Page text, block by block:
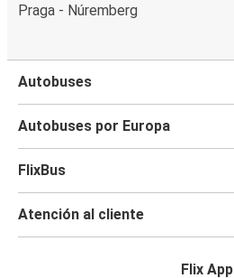
Praga - Núremberg
Autobuses
Autobuses por Europa
FlixBus
Atención al cliente
Flix App